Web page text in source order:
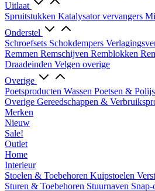
Uitlaat
Spruitstukken Katalysator vervangers
Onderstel
Schroefsets Schokdempers
Remmen Remschijven Remblokken
Draadeinden Velgen overige
Overige
Poetsproducten Wassen Poetsen &
Overige Gereedschappen &
Merken
Nieuw
Sale!
Outlet
Home
Interieur
Stoelen & Toebehoren Kuipstoelen
Sturen & Toebehoren Stuurnaven